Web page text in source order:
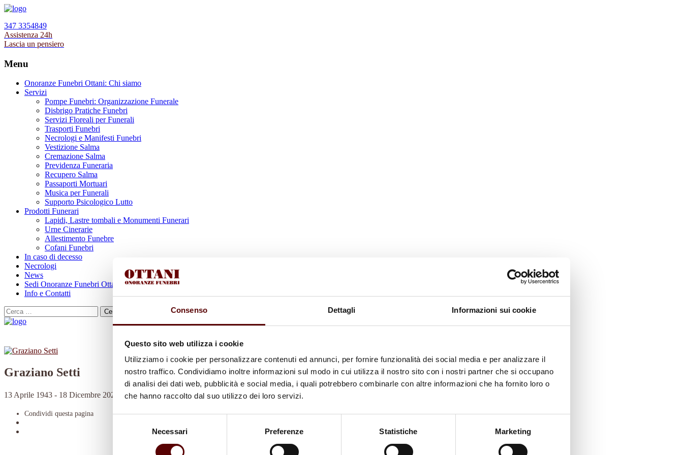
Consenso Dettagli Informazioni sui cookie
Questo sito web utilizza i cookie
Utilizziamo i cookie per personalizzare contenuti ed annunci, per fornire funzionalità dei social media e per analizzare il
nostro traffico. Condividiamo inoltre informazioni sul modo in cui utilizza il nostro sito con i nostri partner che si occupano
di analisi dei dati web, pubblicità e social media, i quali potrebbero combinarle con altre informazioni che ha fornito loro o
che hanno raccolto dal suo utilizzo dei loro servizi.
Necessari Preferenze Statistiche Marketing
347 3354849
Assistenza 24h
Lascia un pensiero
Menu
Onoranze Funebri Ottani: Chi siamo
Servizi
Pompe Funebri: Organizzazione Funerale
Disbrigo Pratiche Funebri
Servizi Floreali per Funerali
Trasporti Funebri
Necrologi e Manifesti Funebri
Vestizione Salma
Cremazione Salma
Previdenza Funeraria
Recupero Salma
Passaporti Mortuari
Musica per Funerali
Supporto Psicologico Lutto
Prodotti Funerari
Lapidi, Lastre tombali e Monumenti Funerari
Urne Cinerarie
Allestimento Funebre
Cofani Funebri
In caso di decesso
Necrologi
News
Sedi Onoranze Funebri Ottani
Info e Contatti
Cerca
per:
Graziano Setti
13 Aprile 1943 - 18 Dicembre 2021
Condividi questa pagina